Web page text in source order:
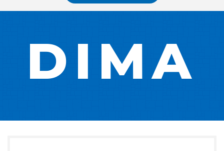
DIMA